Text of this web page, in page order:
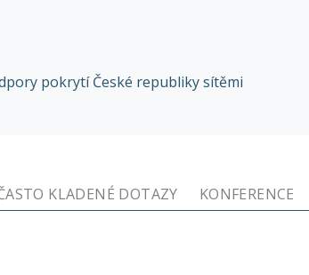
pokrytí České republiky sítěmi
KLADENÉ DOTAZY KONFERENCE